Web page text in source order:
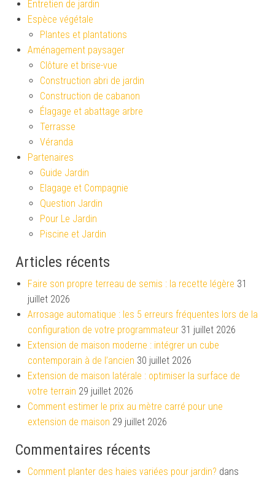
Entretien de jardin
Espèce végétale
Plantes et plantations
Aménagement paysager
Clôture et brise-vue
Construction abri de jardin
Construction de cabanon
Élagage et abattage arbre
Terrasse
Véranda
Partenaires
Guide Jardin
Elagage et Compagnie
Question Jardin
Pour Le Jardin
Piscine et Jardin
Articles récents
Faire son propre terreau de semis : la recette légère 31
juillet 2026
Arrosage automatique : les 5 erreurs fréquentes lors de la
configuration de votre programmateur 31 juillet 2026
Extension de maison moderne : intégrer un cube
contemporain à de l’ancien 30 juillet 2026
Extension de maison latérale : optimiser la surface de
votre terrain 29 juillet 2026
Comment estimer le prix au mètre carré pour une
extension de maison 29 juillet 2026
Commentaires récents
Comment planter des haies variées pour jardin? dans